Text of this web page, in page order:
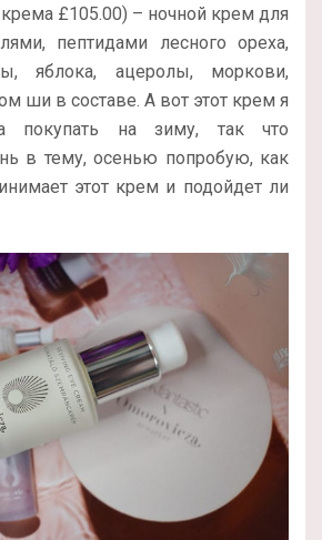
£105.00) – ночной крем для
пептидами лесного ореха,
яблока, ацеролы, моркови,
ши в составе. А вот этот крем я
покупать на зиму, так что
в тему, осенью попробую, как
этот крем и подойдет ли